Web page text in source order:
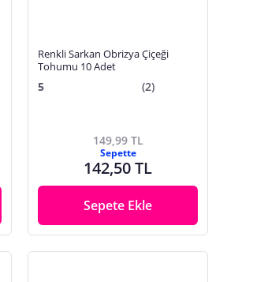
Renkli Sarkan Obrizya Çiçeği
Tohumu 10 Adet
5 (2)
149,99 TL
Sepette
142,50 TL
Sepete Ekle